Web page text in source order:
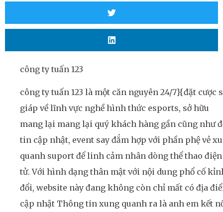
công ty tuấn 123
công ty tuấn 123 là một căn nguyên 24/7}{đặt cược
giáp về lĩnh vực nghề hình thức esports, sở hữu
mang lại mang lại quý khách hàng gần cũng như
tin cập nhật, event say đắm hợp với phần phệ vẻ
quanh suport để linh cảm nhân dòng thể thao điện
tử. Với hình dạng thân mật với nội dung phổ cố
đổi, website này đang không còn chỉ mất có địa
cập nhật Thông tin xung quanh ra là anh em kết